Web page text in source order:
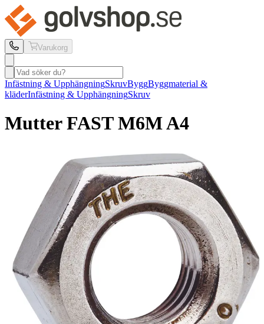
Varukorg
Infästning & UpphängningSkruvByggByggmaterial &
kläderInfästning & UpphängningSkruv
Mutter FASTM6M A4